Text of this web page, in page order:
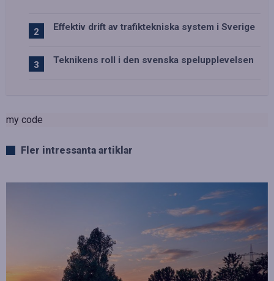
Effektiv drift av trafiktekniska system i Sverige
Teknikens roll i den svenska spelupplevelsen
my code
Fler intressanta artiklar